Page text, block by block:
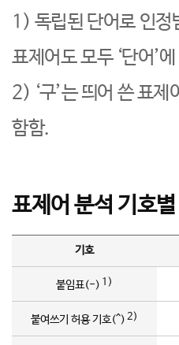
1) 독립된 단어로 인정
표제어도 모두 ‘단어’
2) ‘구’는 띄어 쓴 표
함함.
표제어 분석 기호
기호
붙임표(-) 1)
붙여쓰기 허용 기호(^) 2)